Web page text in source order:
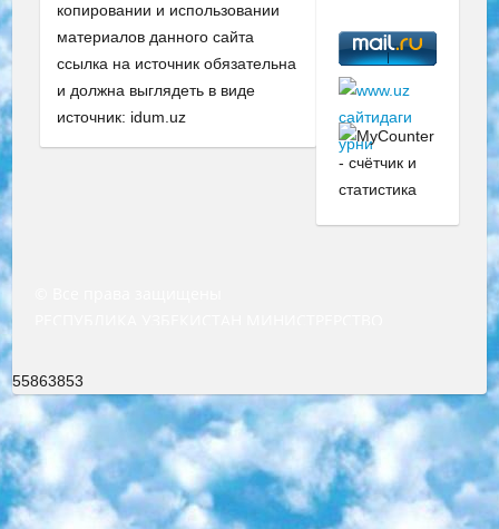
копировании и использовании
материалов данного сайта
ссылка на источник обязательна
и должна выглядеть в виде
источник: idum.uz
55863853